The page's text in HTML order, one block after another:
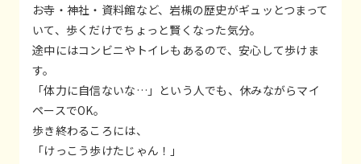
お寺・神社・資料館など、岩槻の歴史がギュッとつまって
いて、歩くだけでちょっと賢くなった気分。
途中にはコンビニやトイレもあるので、安心して歩けま
す。
「体力に自信ないな…」という人でも、休みながらマイ
ペースでOK。
歩き終わるころには、
「けっこう歩けたじゃん！」